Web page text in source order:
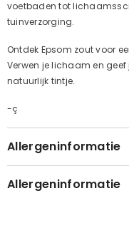
voetbaden tot
tuinverzorging.
Ontdek Epsom zout voor
Verwen je lichaam en
natuurlijk tintje.
-ç
Allergeninformatie
Allergeninformatie